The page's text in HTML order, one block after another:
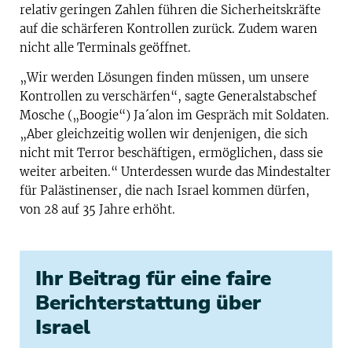
relativ geringen Zahlen führen die Sicherheitskräfte
auf die schärferen Kontrollen zurück. Zudem waren
nicht alle Terminals geöffnet.
„Wir werden Lösungen finden müssen, um unsere
Kontrollen zu verschärfen“, sagte Generalstabschef
Mosche („Boogie“) Ja´alon im Gespräch mit Soldaten.
„Aber gleichzeitig wollen wir denjenigen, die sich
nicht mit Terror beschäftigen, ermöglichen, dass sie
weiter arbeiten.“ Unterdessen wurde das Mindestalter
für Palästinenser, die nach Israel kommen dürfen,
von 28 auf 35 Jahre erhöht.
Ihr Beitrag für eine faire
Berichterstattung über
Israel